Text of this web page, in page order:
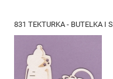
831 TEKTURKA - BUTELKA I